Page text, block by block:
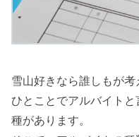
雪山好きなら誰しもが考
ひとことでアルバイト
種があります。